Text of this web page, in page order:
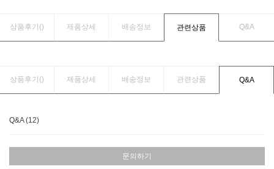
상품후기() 제품상세 배송정보 관련상품 Q&A
상품후기() 제품상세 배송정보 관련상품 Q&A
Q&A (12)
문의하기